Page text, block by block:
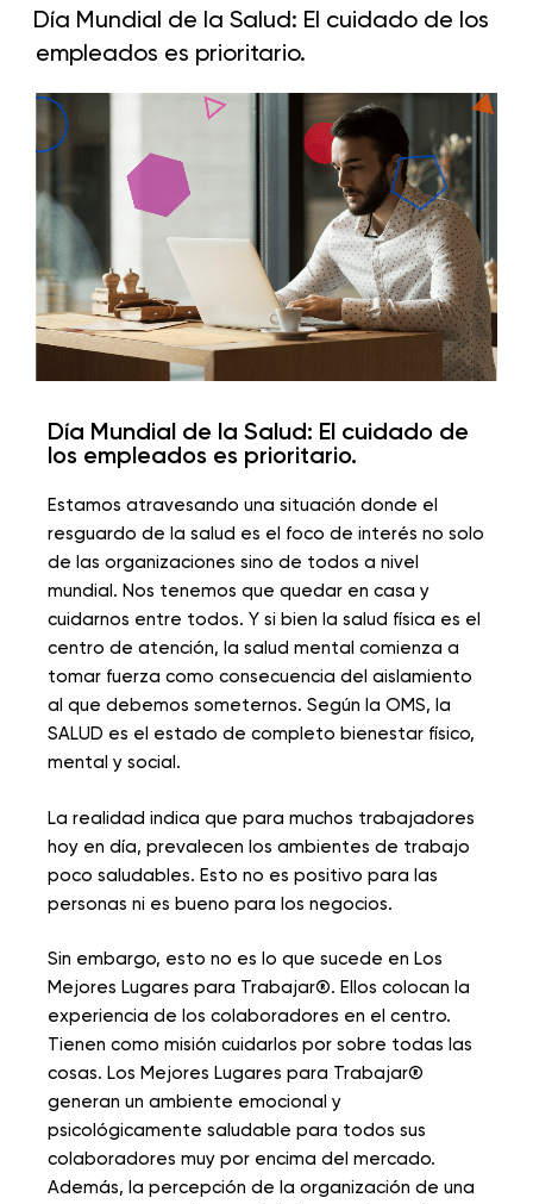
Día Mundial de la Salud: El cuidado de los
empleados es prioritario.
Día Mundial de la Salud: El cuidado de
los empleados es prioritario.
Estamos atravesando una situación donde el
resguardo de la salud es el foco de interés no solo
de las organizaciones sino de todos a nivel
mundial. Nos tenemos que quedar en casa y
cuidarnos entre todos. Y si bien la salud física es el
centro de atención, la salud mental comienza a
tomar fuerza como consecuencia del aislamiento
al que debemos someternos. Según la OMS, la
SALUD es el estado de completo bienestar físico,
mental y social.
La realidad indica que para muchos trabajadores
hoy en día, prevalecen los ambientes de trabajo
poco saludables. Esto no es positivo para las
personas ni es bueno para los negocios.
Sin embargo, esto no es lo que sucede en Los
Mejores Lugares para Trabajar®. Ellos colocan la
experiencia de los colaboradores en el centro.
Tienen como misión cuidarlos por sobre todas las
cosas. Los Mejores Lugares para Trabajar®
generan un ambiente emocional y
psicológicamente saludable para todos sus
colaboradores muy por encima del mercado.
Además, la percepción de la organización de una